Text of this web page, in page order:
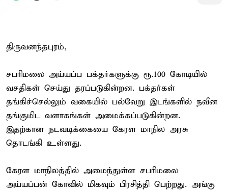
திருவனந்தபுரம்,
சபரிமலை அய்யப்ப பக்தர்களுக்கு ரூ.100 கோடியில்
வசதிகள் செய்து தரப்படுகின்றன. பக்தர்கள்
தங்கிச்செல்லும் வகையில் பல்வேறு இடங்களில் நவீன
தங்குமிட வளாகங்கள் அமைக்கப்படுகின்றன.
இதற்கான நடவடிக்கையை கேரள மாநில அரசு
தொடங்கி உள்ளது.
கேரள மாநிலத்தில் அமைந்துள்ள சபரிமலை
அய்யப்பன் கோவில் மிகவும் பிரசித்தி பெற்றது. அங்கு